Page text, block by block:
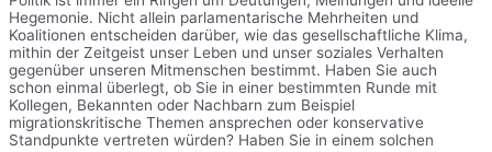
Hegemonie. Nicht allein parlamentarische Mehrheiten und
Koalitionen entscheiden darüber, wie das gesellschaftliche Klima,
mithin der Zeitgeist unser Leben und unser soziales Verhalten
gegenüber unseren Mitmenschen bestimmt. Haben Sie auch
schon einmal überlegt, ob Sie in einer bestimmten Runde mit
Kollegen, Bekannten oder Nachbarn zum Beispiel
migrationskritische Themen ansprechen oder konservative
Standpunkte vertreten würden? Haben Sie in einem solchen